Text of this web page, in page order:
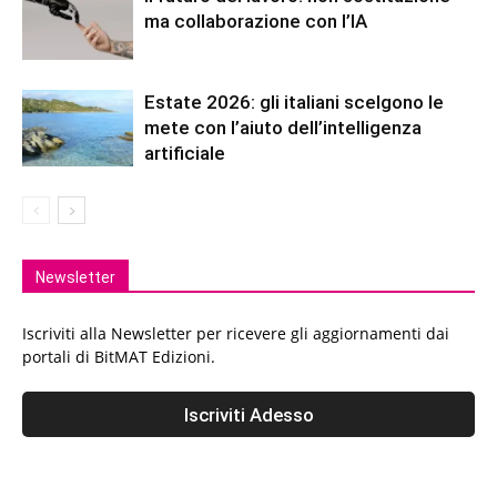
ma collaborazione con l’IA
Estate 2026: gli italiani scelgono le
mete con l’aiuto dell’intelligenza
artificiale
Newsletter
Iscriviti alla Newsletter per ricevere gli aggiornamenti dai
portali di BitMAT Edizioni.